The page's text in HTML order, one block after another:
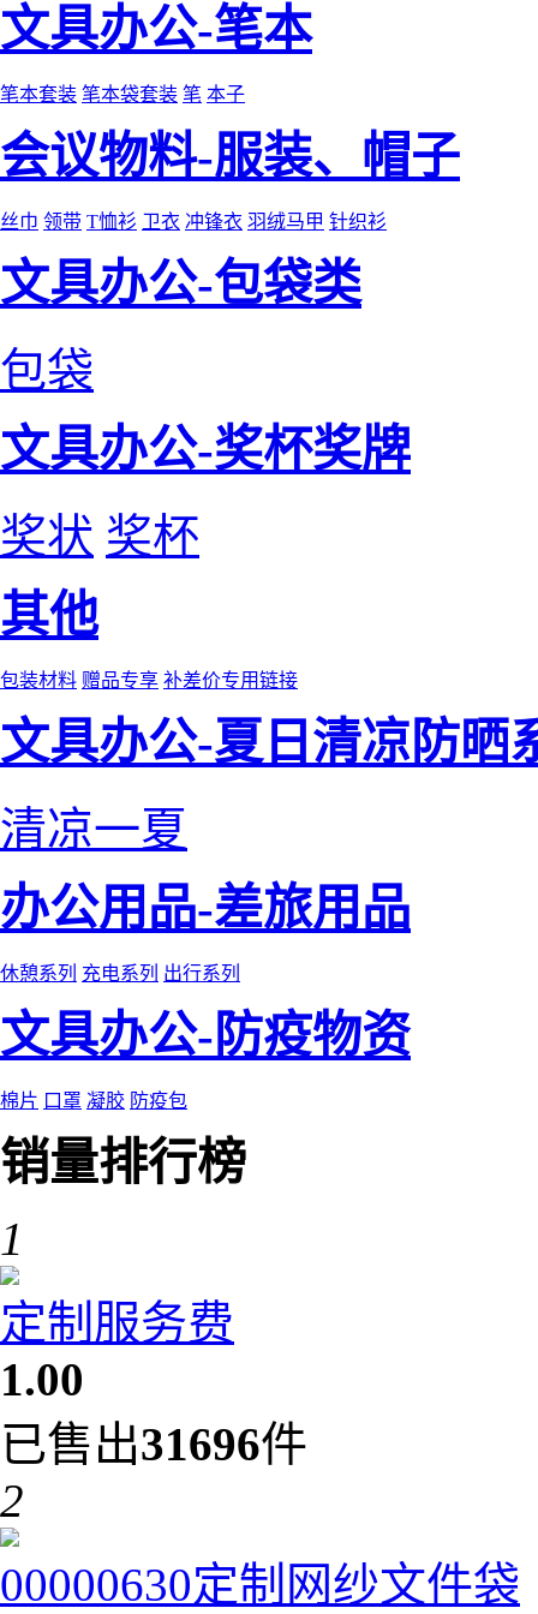
文具办公-笔本
笔本套装 笔本袋套装 笔 本子
会议物料-服装、帽子
丝巾 领带 T恤衫 卫衣 冲锋衣 羽绒马甲 针织衫
文具办公-包袋类
包袋
文具办公-奖杯奖牌
奖状 奖杯
其他
包装材料 赠品专享 补差价专用链接
文具办公-夏日清凉防晒
清凉一夏
办公用品-差旅用品
休憩系列 充电系列 出行系列
文具办公-防疫物资
棉片 口罩 凝胶 防疫包
销量排行榜
1
定制服务费
1.00
已售出31696件
2
00000630定制网纱文件袋